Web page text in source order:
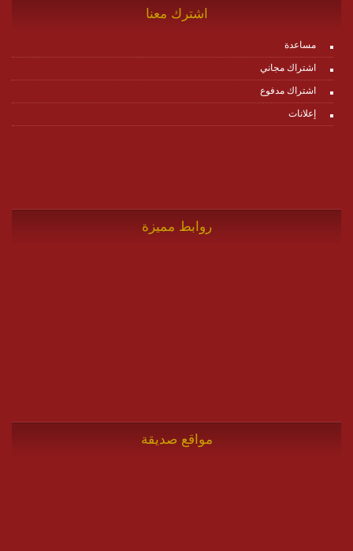
اشترك معنا
مساعدة
اشتراك مجاني
اشتراك مدفوع
إعلانات
روابط مميزة
مواقع صديقة